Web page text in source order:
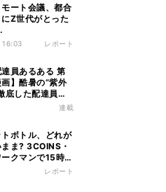
モート会議、都合
Z世代がとった
レポート
員あるある 第
】酷暑の“紫外
底した配達員
に絶句した理由
連載
ボトル、どれが
ま? 3COINS・
クマンで15時間
レポート